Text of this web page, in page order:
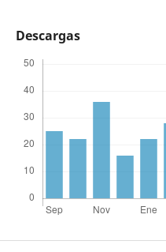
Descargas